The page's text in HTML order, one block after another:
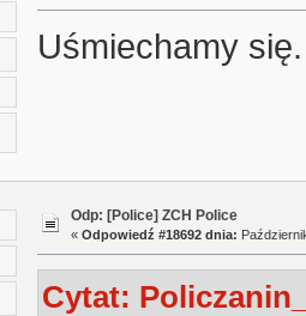
Uśmiechamy się.
Odp: [Police] ZCH Police
« Odpowiedź #18692 dnia:
Cytat: